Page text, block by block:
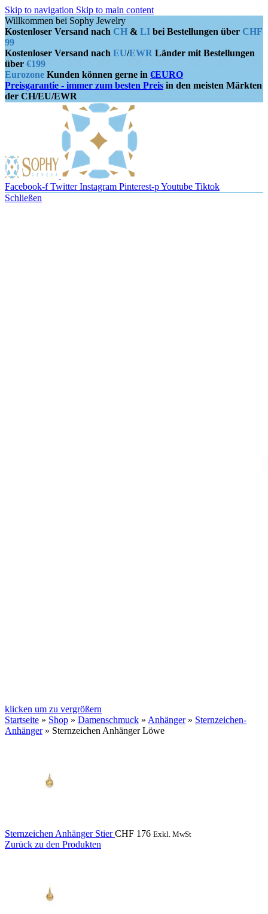
Skip to navigation Skip to main content
Willkommen bei Sophy Jewelry
Kostenloser Versand nach CH & LI bei Bestellungen über CHF
99
Kostenloser Versand nach EU/EWR Länder mit Bestellungen
über €199
Eurozone Kunden können gerne in €EURO
Preisgarantie - immer zum besten Preis in den meisten Märkten
der CH/EU/EWR
Facebook-f Twitter Instagram Pinterest-pYoutube Tiktok
Schließen
klicken um zu vergrößern
Startseite » Shop » Damenschmuck » Anhänger» Sternzeichen-
Anhänger» Sternzeichen Anhänger Löwe
Sternzeichen Anhänger StierCHF 176 Exkl. MwSt
Zurück zu den Produkten